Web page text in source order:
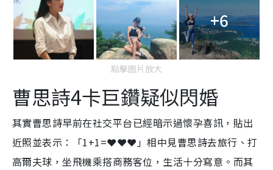
+6
點擊圖片放大
曹思詩4卡巨鑽疑似閃婚
其實曹思詩早前在社交平台已經暗示過懷孕喜訊，貼出
近照並表示：「1+1=❤️❤️❤️」相中見曹思詩去旅行、打
高爾夫球，坐飛機乘搭商務客位，生活十分寫意。而其